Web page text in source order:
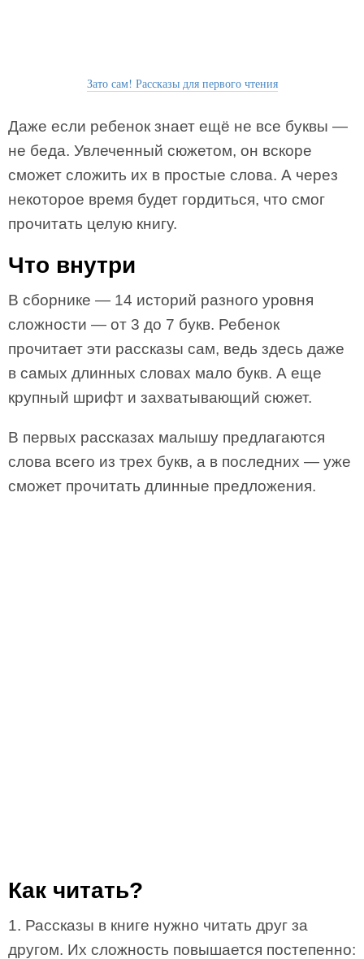
Зато сам! Рассказы для первого чтения
Даже если ребенок знает ещё не все буквы —
не беда. Увлеченный сюжетом, он вскоре
сможет сложить их в простые слова. А через
некоторое время будет гордиться, что смог
прочитать целую книгу.
Что внутри
В сборнике — 14 историй разного уровня
сложности — от 3 до 7 букв. Ребенок
прочитает эти рассказы сам, ведь здесь даже
в самых длинных словах мало букв. А еще
крупный шрифт и захватывающий сюжет.
В первых рассказах малышу предлагаются
слова всего из трех букв, а в последних — уже
сможет прочитать длинные предложения.
Как читать?
1. Рассказы в книге нужно читать друг за
другом. Их сложность повышается постепенно: